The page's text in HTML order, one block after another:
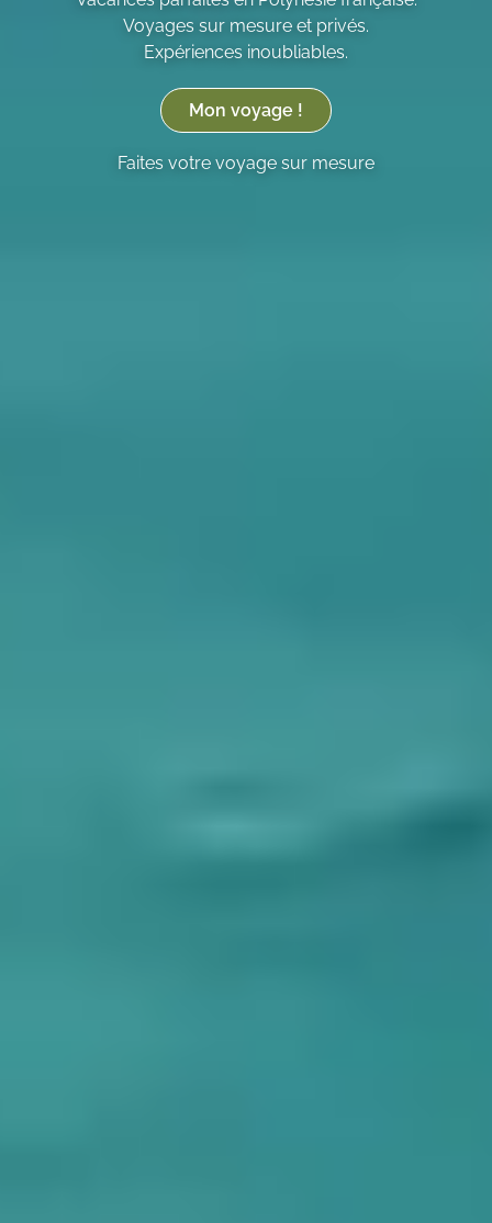
Voyages sur mesure et privés.
Expériences inoubliables.
Mon voyage !
Faites votre voyage sur mesure